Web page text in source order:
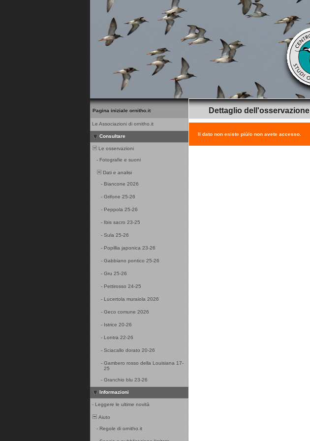
Pagina iniziale ornitho.it
Le Associazioni di ornitho.it
Consultare
Le osservazioni
- Fotografie e suoni
Dati e analisi
- Biancone 2026
- Grifone 25-26
- Peppola 25-26
- Ibis sacro 23-25
- Sula 25-26
- Popillia japonica 23-26
- Gabbiano pontico 25-26
- Gru 25-26
- Pettirosso 24-25
- Lucertola muraiola 2026
- Geco comune 2026
- Istrice 20-26
- Lontra 22-26
- Sciacallo dorato 20-26
- Gambero rosso della Louisiana 17-
25
- Granchio blu 23-26
Informazioni
- Leggere le ultime novità
Aiuto
- Regole di ornitho.it
Dettaglio dell'osservazione
Il dato non esiste più/o non avete accesso.